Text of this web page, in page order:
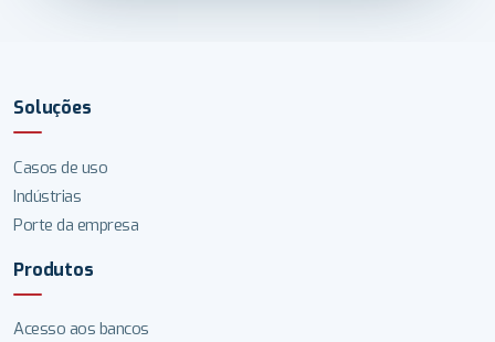
Soluções
Casos de uso
Indústrias
Porte da empresa
Produtos
Acesso aos bancos